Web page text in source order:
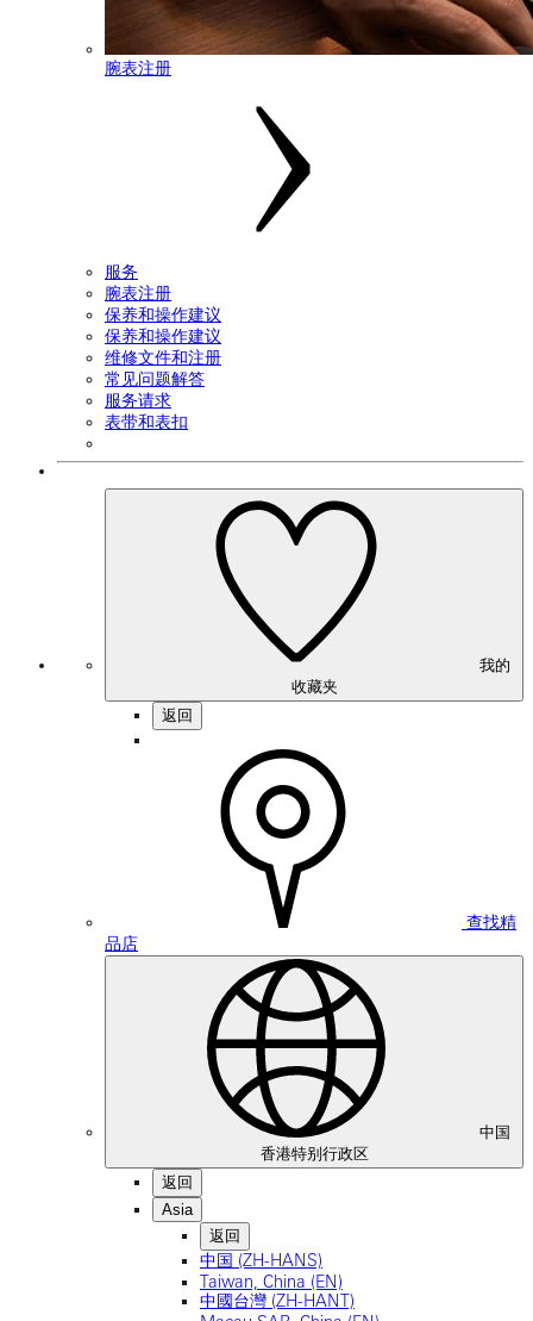
腕表注册
服务
腕表注册
保养和操作建议
保养和操作建议
维修文件和注册
常见问题解答
服务请求
表带和表扣
收藏夹
返回
查找精
品店
中国
香港特别行政区
返回
Asia
返回
中国 (ZH-HANS)
Taiwan, China (EN)
中國台灣 (ZH-HANT)